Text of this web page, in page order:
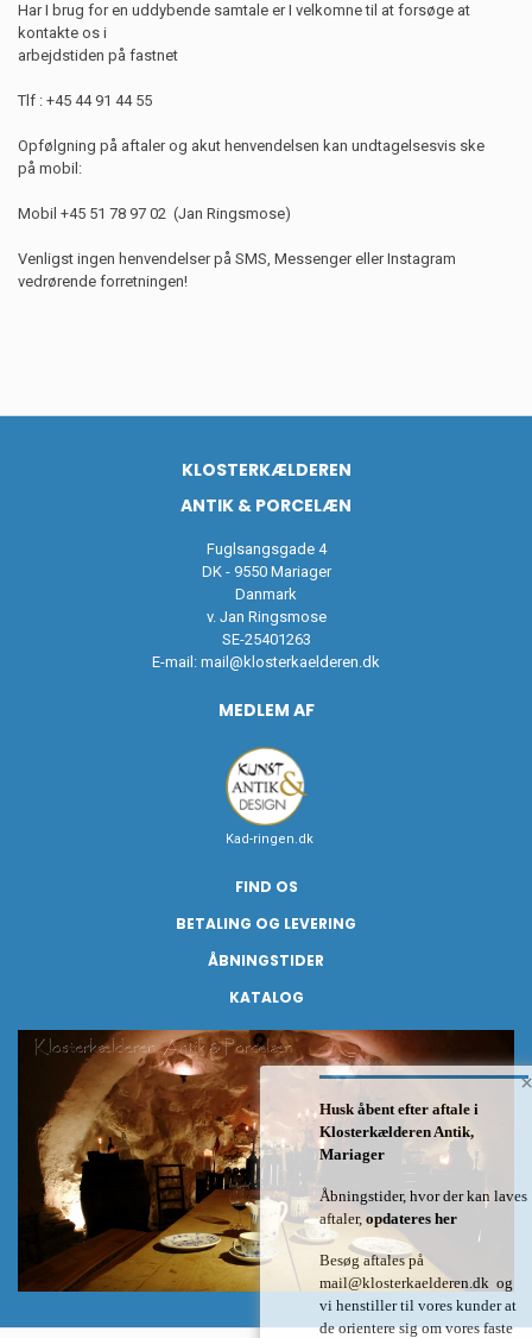
Har I brug for en uddybende samtale erI velkomne til at forsøge at
kontakte os i
arbejdstiden på fastnet
Tlf : +45 44 91 44 55
Opfølgning på aftaler og akut henvendelsen kan undtagelsesvis ske
på mobil:
Mobil +45 51 78 97 02 (Jan Ringsmose)
Venligst ingen henvendelser på SMS, Messenger eller Instagram
vedrørende forretningen!
KLOSTERKÆLDEREN
ANTIK & PORCELÆN
Fuglsangsgade 4
DK - 9550 Mariager
Danmark
v. Jan Ringsmose
SE-25401263
E-mail: mail@klosterkaelderen.dk
MEDLEM AF
Kad-ringen.dk
FIND OS
BETALING OG LEVERING
ÅBNINGSTIDER
KATALOG
×
Husk åbent efter aftale i
Klosterkælderen Antik,
Mariager
Åbningstider, hvor der kan laves
aftaler, opdateres her
Besøg aftales på
mail@klosterkaelderen.dk og
vi henstiller til vores kunder at
de orientere sig om vores faste